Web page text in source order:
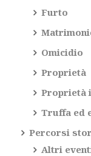
Furto
Omicidio
Proprietà
Proprietà
Truffa ed
Percorsi
Altri